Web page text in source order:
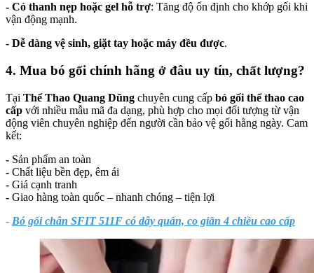
- Có thanh nẹp hoặc gel hỗ trợ: Tăng độ ổn định cho khớp gối khi
vận động mạnh.
- Dễ dàng vệ sinh, giặt tay hoặc máy đều được.
4. Mua bó gối chính hãng ở đâu uy tín, chất lượng?
Tại Thể Thao Quang Dũng chuyên cung cấp bó gối thể thao cao
cấp với nhiều mẫu mã đa dạng, phù hợp cho mọi đối tượng từ vận
động viên chuyên nghiệp đến người cần bảo vệ gối hằng ngày. Cam
kết:
- Sản phẩm an toàn
- Chất liệu bền đẹp, êm ái
- Giá cạnh tranh
- Giao hàng toàn quốc – nhanh chóng – tiện lợi
- Bó gối chân SFIT 511F có dây quấn, co giãn 4 chiều cao cấp